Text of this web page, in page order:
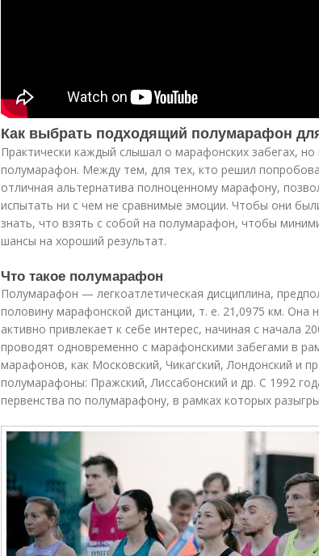
Как выбрать подходящий полумарафон
Практически каждый слышал о марафонских забегах,
полумарафон. Между тем, для тех, кто решил
отличная альтернатива полноценному марафону,
испытать ни с чем не сравнимые эмоции. Чтобы они
знать, что взять с собой на полумарафон, чтобы
шансы на хороший результат.
Что такое полумарафон
Полумарафон — легкоатлетическая дисциплина,
половину марафонской дистанции, т. е. 21,0975 км. Она
активно привлекает к себе интерес, начиная с начала
проводят одновременно с марафонскими забегами в
марафонов, как Московский, Чикагский, Лондонский и
полумарафоны: Пражский, Лиссабонский и др. С 1992
первенства по полумарафону, в рамках которых